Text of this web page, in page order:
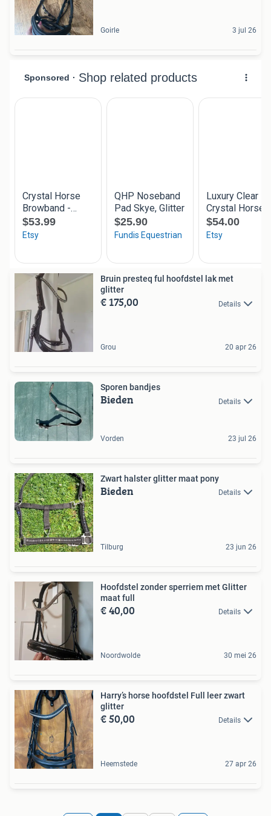
Goirle 3 jul 26
Bruin presteq ful hoofdstel lak met
glitter
€ 175,00 Details
Grou 20 apr 26
Sporen bandjes
Bieden Details
Vorden 23 jul 26
Zwart halster glitter maat pony
Bieden Details
Tilburg 23 jun 26
Hoofdstel zonder sperriem met Glitter
maat full
€ 40,00 Details
Noordwolde 30 mei 26
Harry’s horse hoofdstel Full leer zwart
glitter
€ 50,00 Details
Heemstede 27 apr 26